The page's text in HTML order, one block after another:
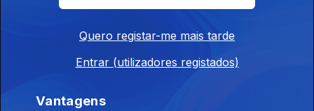
Soma Please,...
Quero registar-me mais tarde
Entrar (utilizadores registados)
Vantagens